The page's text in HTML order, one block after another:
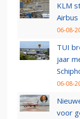
KLM
06-08-
TUI
jaar
06-08-
voor